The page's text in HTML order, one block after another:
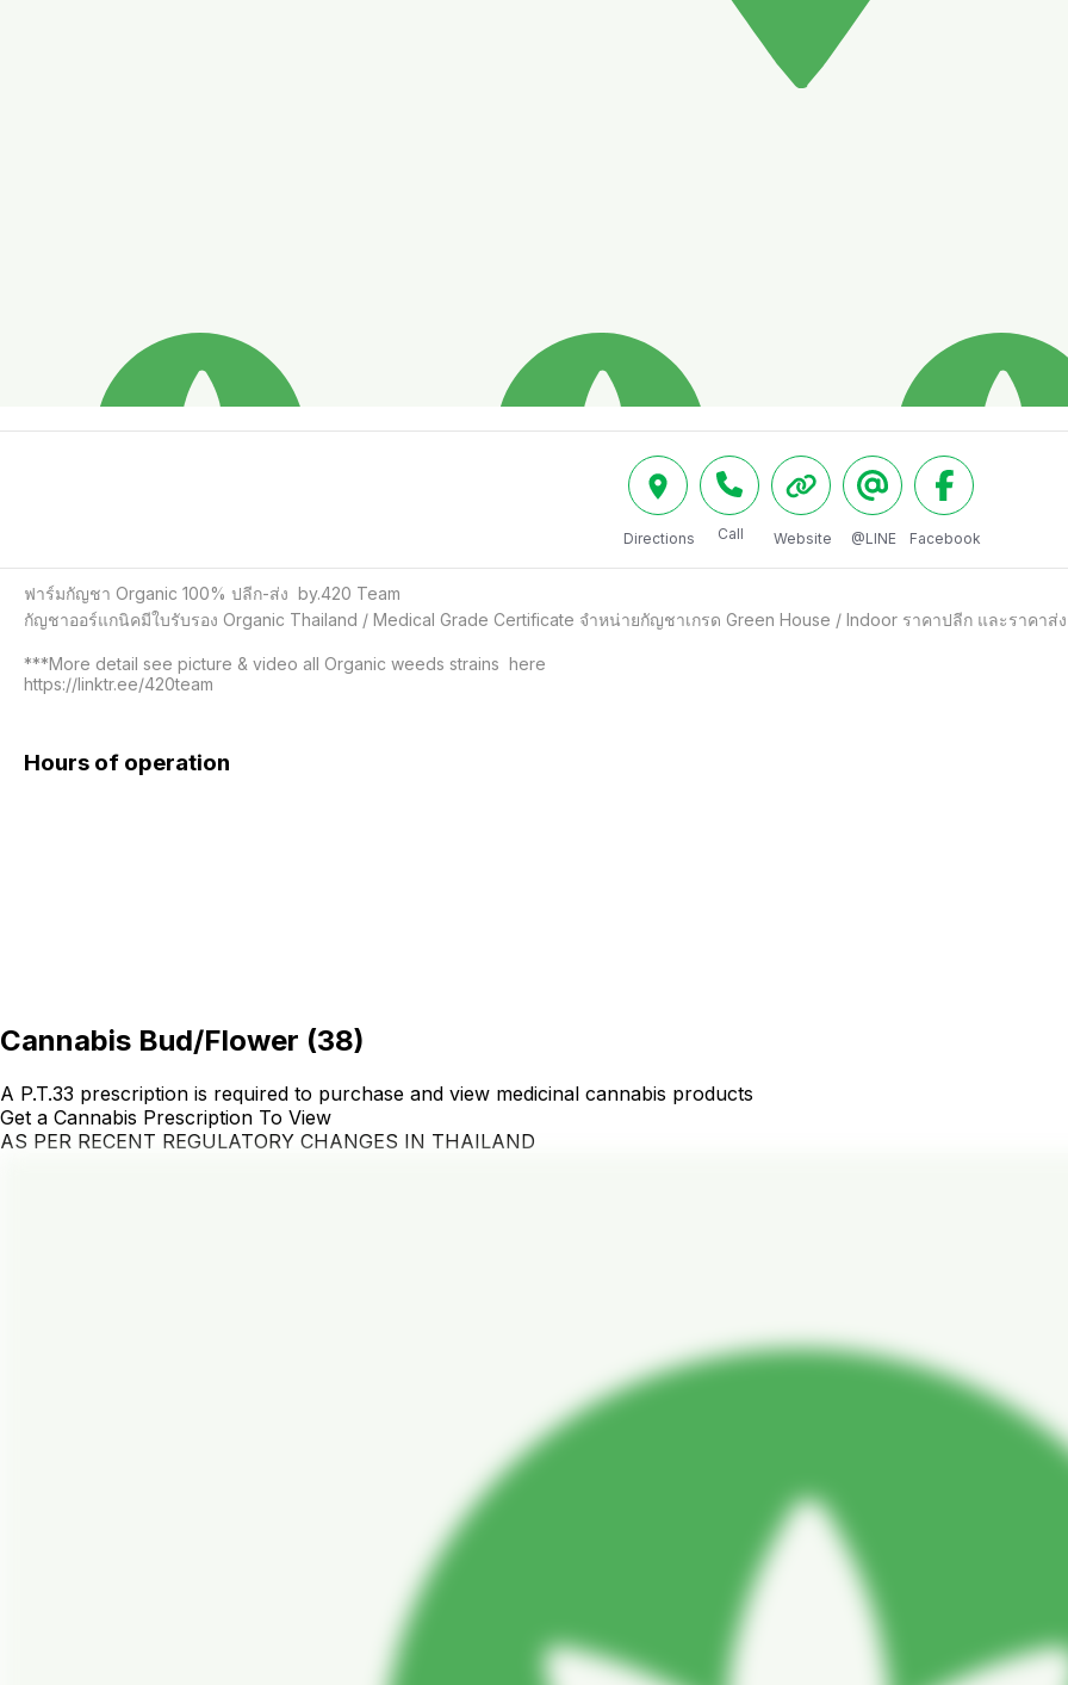
Directions Call Website @LINE Facebook
ฟาร์มกัญชา Organic 100% ปลีก-ส่ง  by.420 Team
กัญชาออร์แกนิคมีใบรับรอง Organic Thailand / Medical Grade Certificate จำหน่ายกัญชาเกรด Green House / Indoor ราคาปลีก และราคาส่ง
***More detail see picture & video all Organic weeds strains  here
https://linktr.ee/420team
Hours of operation
Cannabis Bud/Flower (38)
A P.T.33 prescription is required to purchase and view medicinal cannabis products
Get a Cannabis Prescription To View
AS PER RECENT REGULATORY CHANGES IN THAILAND